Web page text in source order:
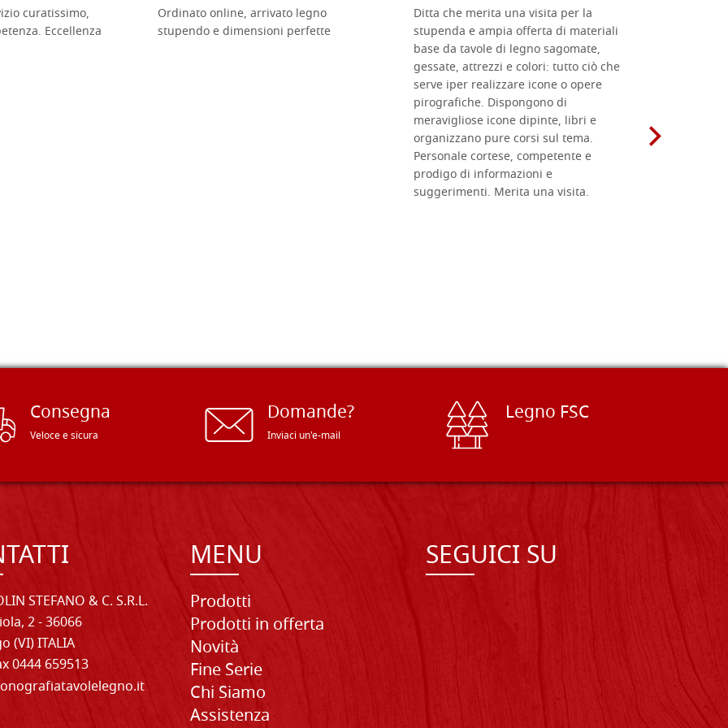
curatissimo,
Eccellenza
Ordinato online, arrivato legno
stupendo e dimensioni perfette
Ditta che merita una visita per la
stupenda e ampia offerta di materiali
base da tavole di legno sagomate,
gessate, attrezzi e colori: tutto ciò che
serve iper realizzare icone o opere
pirografiche. Dispongono di
meravigliose icone dipinte, libri e
organizzano pure corsi sul tema.
Personale cortese, competente e
prodigo di informazioni e
suggerimenti. Merita una visita.
Consegna
Veloce e sicura
Domande?
Inviaci un'e-mail
Legno FSC
STEFANO & C. S.R.L.
2 - 36066
(VI) ITALIA
0444 659513
MENU
Prodotti
Prodotti in offerta
Novità
Fine Serie
Chi Siamo
Assistenza
SEGUICI SU